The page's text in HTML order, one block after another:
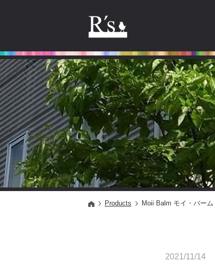
Products Moii Balm モイ・バーム
2021/11/14